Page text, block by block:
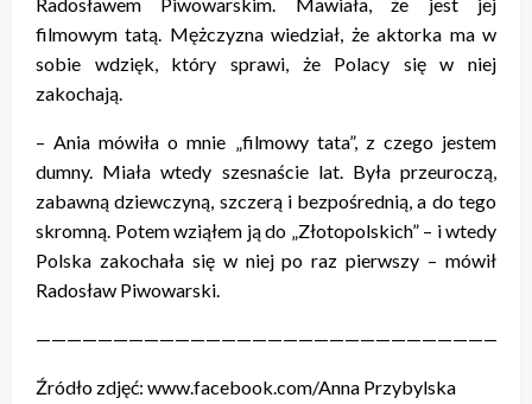
filmowym tatą. Mężczyzna wiedział, że aktorka ma w
sobie wdzięk, który sprawi, że Polacy się w niej
zakochają.
– Ania mówiła o mnie „filmowy tata”, z czego jestem
dumny. Miała wtedy szesnaście lat. Była przeuroczą,
zabawną dziewczyną, szczerą i bezpośrednią, a do tego
skromną. Potem wziąłem ją do „Złotopolskich” – i wtedy
Polska zakochała się w niej po raz pierwszy – mówił
Radosław Piwowarski.
Źródło zdjęć: www.facebook.com/Anna Przybylska